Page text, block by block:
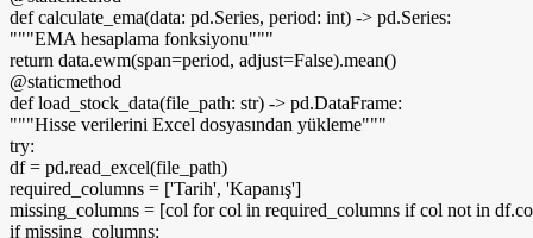
def calculate_ema(data: pd.Series, period: int) -> pd.Series:
"""EMA hesaplama fonksiyonu"""
return data.ewm(span=period, adjust=False).mean()
@staticmethod
def load_stock_data(file_path: str) -> pd.DataFrame:
"""Hisse verilerini Excel dosyasından yükleme"""
try:
df = pd.read_excel(file_path)
required_columns = ['Tarih', 'Kapanış']
missing_columns = [col forcol in required_columns ifcol not in
ifmissing_columns: